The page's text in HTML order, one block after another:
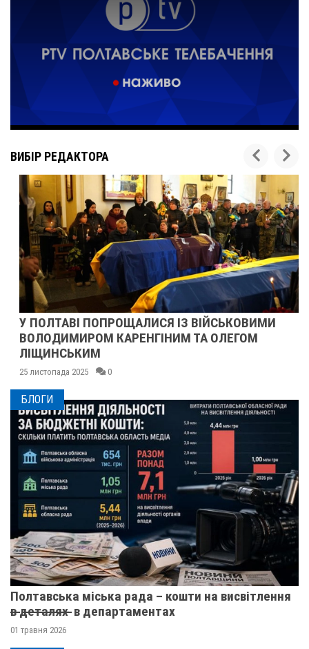
ВИБІР РЕДАКТОРА
У ПОЛТАВІ ПОПРОЩАЛИСЯ ІЗ ВІЙСЬКОВИМИ
ВОЛОДИМИРОМ КАРЕНГІНИМ ТА ОЛЕГОМ
ЛІЩИНСЬКИМ
25 листопада 2025 0
БЛОГИ
Полтавська міська рада – кошти на висвітлення
в̶ ̶д̶е̶т̶а̶л̶я̶х̶ ̶ в департаментах
01 травня 2026